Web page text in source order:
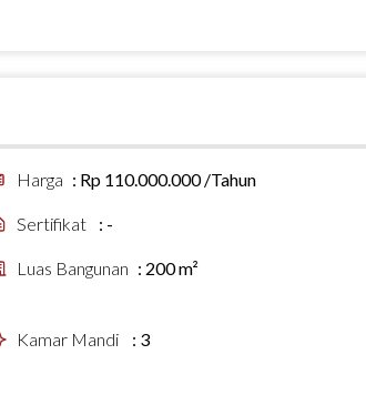
Harga : Rp 110.000.000 /Tahun
Sertifikat : -
Luas Bangunan : 200 m²
Kamar Mandi : 3